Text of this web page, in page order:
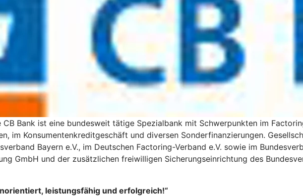
CB Bank ist eine bundesweit tätige Spezialbank mit Schwerpunkten im
im Konsumentenkreditgeschäft und diversen Sonderfinanzierungen.
Bayern e.V., im Deutschen Factoring-Verband e.V. sowie im
GmbH und der zusätzlichen freiwilligen Sicherungseinrichtung des
leistungsfähig und erfolgreich!“